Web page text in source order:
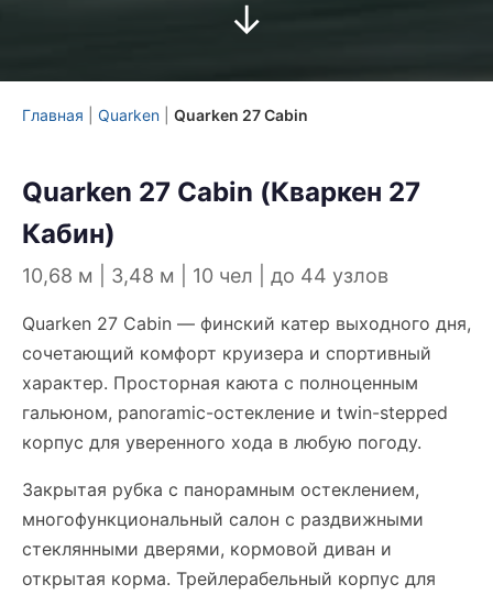
↓
Главная Quarken Quarken 27 Cabin
Quarken 27 Cabin (Кваркен 27
Кабин)
10,68 м | 3,48 м | 10 чел | до 44 узлов
Quarken 27 Cabin — финский катер выходного дня,
сочетающий комфорт круизера и спортивный
характер. Просторная каюта с полноценным
гальюном, panoramic-остекление и twin-stepped
корпус для уверенного хода в любую погоду.
Закрытая рубка с панорамным остеклением,
многофункциональный салон с раздвижными
стеклянными дверями, кормовой диван и
открытая корма. Трейлерабельный корпус для